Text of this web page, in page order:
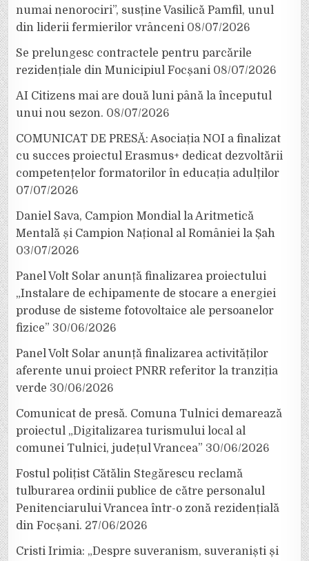
numai nenorociri”, susține Vasilică Pamfil, unul
din liderii fermierilor vrânceni 08/07/2026
Se prelungesc contractele pentru parcările
rezidențiale din Municipiul Focșani 08/07/2026
AI Citizens mai are două luni până la începutul
unui nou sezon. 08/07/2026
COMUNICAT DE PRESĂ: Asociația NOI a finalizat
cu succes proiectul Erasmus+ dedicat dezvoltării
competențelor formatorilor în educația adulților
07/07/2026
Daniel Sava, Campion Mondial la Aritmetică
Mentală și Campion Național al României la Șah
03/07/2026
Panel Volt Solar anunță finalizarea proiectului
„Instalare de echipamente de stocare a energiei
produse de sisteme fotovoltaice ale persoanelor
fizice” 30/06/2026
Panel Volt Solar anunță finalizarea activităților
aferente unui proiect PNRR referitor la tranziția
verde 30/06/2026
Comunicat de presă. Comuna Tulnici demarează
proiectul „Digitalizarea turismului local al
comunei Tulnici, județul Vrancea” 30/06/2026
Fostul polițist Cătălin Stegărescu reclamă
tulburarea ordinii publice de către personalul
Penitenciarului Vrancea într-o zonă rezidențială
din Focșani. 27/06/2026
Cristi Irimia: „Despre suveranism, suveraniști și